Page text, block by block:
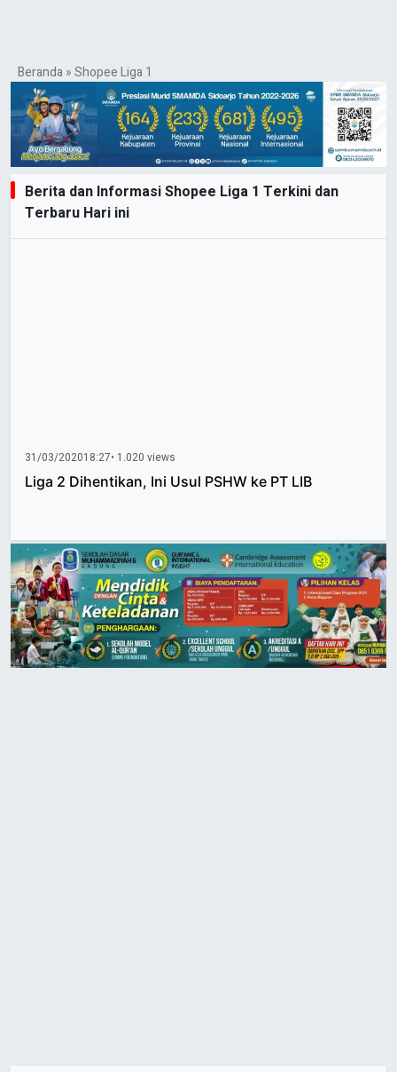
Beranda»Shopee Liga 1
Berita dan Informasi Shopee Liga 1 Terkini dan
Terbaru Hari ini
31/03/202018:27• 1.020 views
Liga 2 Dihentikan, Ini Usul PSHW ke PT LIB